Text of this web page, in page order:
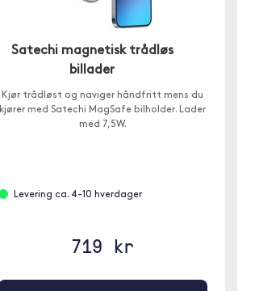
Satechi magnetisk trådløs
billader
Kjør trådløst og naviger håndfritt mens du
kjører med Satechi MagSafe bilholder. Lader
med 7,5W.
Levering ca. 4-10 hverdager
719 kr